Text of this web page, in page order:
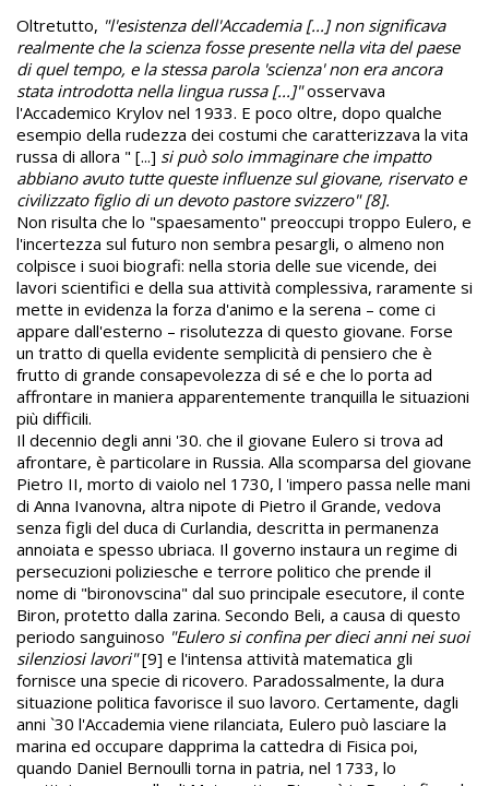
Oltretutto, "l'esistenza dell'Accademia [...] non significava
realmente che la scienza fosse presente nella vita del paese
di quel tempo, e la stessa parola 'scienza' non era ancora
stata introdotta nella lingua russa [...]"osservava
l'Accademico Krylov nel 1933. E poco oltre, dopo qualche
esempio della rudezza dei costumi che caratterizzava la vita
russa di allora " [...] si può solo immaginare che impatto
abbiano avuto tutte queste influenze sul giovane, riservato e
civilizzato figlio di un devoto pastore svizzero" [8].
Non risulta che lo "spaesamento" preoccupi troppo Eulero, e
l'incertezza sul futuro non sembra pesargli, o almeno non
colpisce i suoi biografi: nella storia delle sue vicende, dei
lavori scientifici e della sua attività complessiva, raramente si
mette in evidenza la forza d'animo e la serena – come ci
appare dall'esterno – risolutezza di questo giovane. Forse
un tratto di quella evidente semplicità di pensiero che è
frutto di grande consapevolezza di sé e che lo porta ad
affrontare in maniera apparentemente tranquilla le situazioni
più difficili.
Il decennio degli anni '30. che il giovane Eulero si trova ad
afrontare, è particolare in Russia. Alla scomparsa del giovane
Pietro II, morto di vaiolo nel 1730, l 'impero passa nelle mani
di Anna Ivanovna, altra nipote di Pietro il Grande, vedova
senza figli del duca di Curlandia, descritta in permanenza
annoiata e spesso ubriaca. Il governo instaura un regime di
persecuzioni poliziesche e terrore politico che prende il
nome di "bironovscina" dal suo principale esecutore, il conte
Biron, protetto dalla zarina. Secondo Beli, a causa di questo
periodo sanguinoso "Eulero si confina per dieci anni nei suoi
silenziosi lavori"[9] e l'intensa attività matematica gli
fornisce una specie di ricovero. Paradossalmente, la dura
situazione politica favorisce il suo lavoro. Certamente, dagli
anni `30 l'Accademia viene rilanciata, Eulero può lasciare la
marina ed occupare dapprima la cattedra di Fisica poi,
quando Daniel Bernoulli torna in patria, nel 1733, lo